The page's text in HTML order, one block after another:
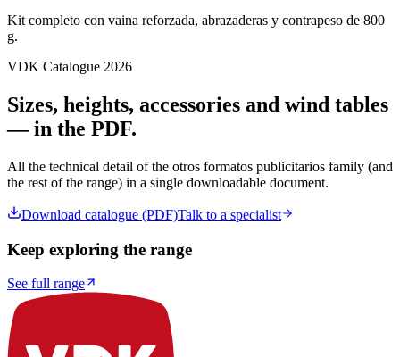
Kit completo con vaina reforzada, abrazaderas y contrapeso de 800
g.
VDK Catalogue 2026
Sizes, heights, accessories and wind tables
— in the PDF.
All the technical detail of the otros formatos publicitarios family (and
the rest of the range) in a single downloadable document.
Download catalogue (PDF)Talk to a specialist
Keep exploring the range
See full range